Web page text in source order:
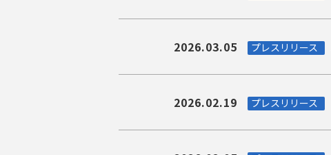
2026.03.05 プレスリリース
2026.02.19 プレスリリース